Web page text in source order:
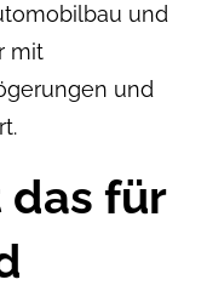
und
mit
und
für